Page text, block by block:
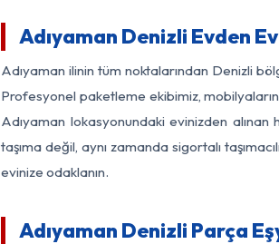
Adıyaman Denizli Evden
Adıyaman ilinin tüm noktalarından Denizli
Profesyonel paketleme ekibimiz,
Adıyaman lokasyonundaki evinizden
taşıma değil, aynı zamanda sigortalı
evinize odaklanın.
Adıyaman Denizli Parça